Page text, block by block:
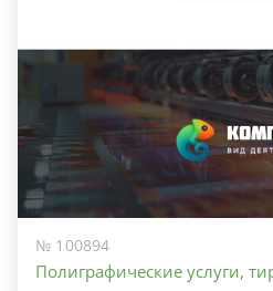
№ 100894
Полиграфические услуги,